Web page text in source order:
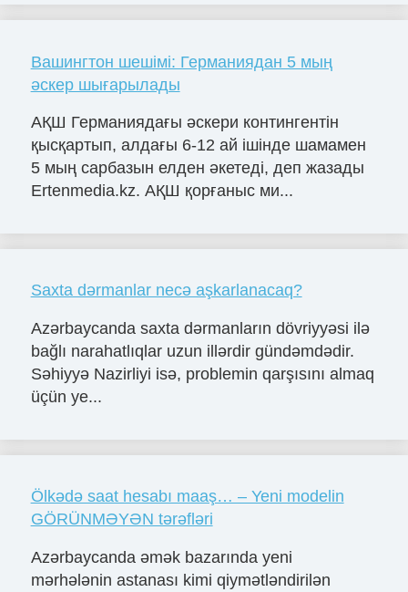
Вашингтон шешімі: Германиядан 5 мың
әскер шығарылады
АҚШ Германиядағы әскери контингентін
қысқартып, алдағы 6-12 ай ішінде шамамен
5 мың сарбазын елден әкетеді, деп жазады
Ertenmedia.kz. АҚШ қорғаныс ми...
Saxta dərmanlar necə aşkarlanacaq?
Azərbaycanda saxta dərmanların dövriyyəsi ilə
bağlı narahatlıqlar uzun illərdir gündəmdədir.
Səhiyyə Nazirliyi isə, problemin qarşısını almaq
üçün ye...
Ölkədə saat hesabı maaş… – Yeni modelin
GÖRÜNMƏYƏN tərəfləri
Azərbaycanda əmək bazarında yeni
mərhələnin astanası kimi qiymətləndirilən